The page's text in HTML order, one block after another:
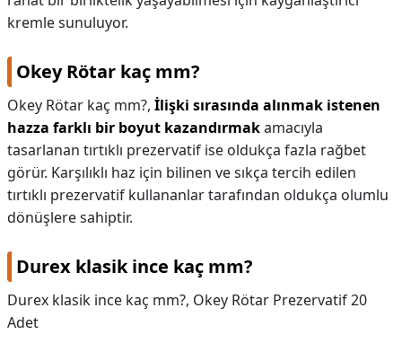
kremle sunuluyor.
Okey Rötar kaç mm?
Okey Rötar kaç mm?, İlişki sırasında alınmak istenen
hazza farklı bir boyut kazandırmakamacıyla
tasarlanan tırtıklı prezervatif ise oldukça fazla rağbet
görür. Karşılıklı haz için bilinen ve sıkça tercih edilen
tırtıklı prezervatif kullananlar tarafından oldukça olumlu
dönüşlere sahiptir.
Durex klasik ince kaç mm?
Durex klasik ince kaç mm?, Okey Rötar Prezervatif 20
Adet